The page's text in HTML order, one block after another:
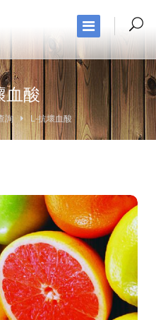
血酸
詢 L-抗壞血酸